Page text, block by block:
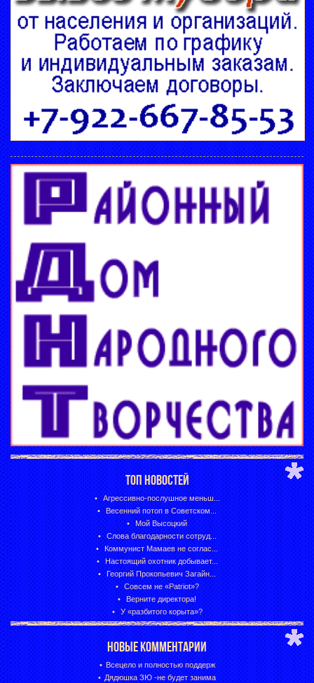
ТОП НОВОСТЕЙ
Агрессивно-послушное меньш...
Весенний потоп в Советском...
Мой Высоцкий
Слова благодарности сотруд...
Коммунист Мамаев не соглас...
Настоящий охотник добывает...
Георгий Прокопьевич Загайн...
Совсем не «Patriot»?
Верните директора!
У «разбитого корыта»?
НОВЫЕ КОММЕНТАРИИ
Всецело и полностью поддерж
Дядюшка ЗЮ -не будет занима